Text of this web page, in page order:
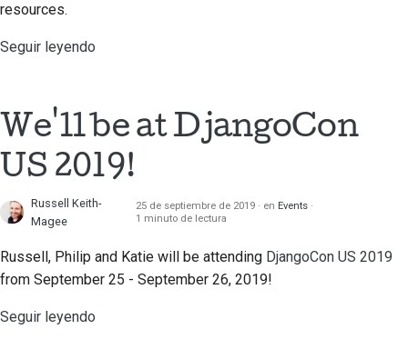
resources.
Seguir leyendo
We'll be at DjangoCon
US 2019!
Russell Keith-
Magee
25 de septiembre de 2019 en Events
1 minuto de lectura
Russell, Philip and Katie will be attending DjangoCon US 2019
from September 25 - September 26, 2019!
Seguir leyendo